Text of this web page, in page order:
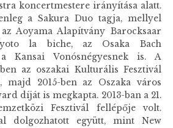
koncertmestere irányítása alatt.
a Sakura Duo tagja, mellyel
Aoyama Alapítvány Barocksaar
la biche, az Osaka Bach
Kansai Vonósnégyesnek is. A
az oszakai Kulturális Fesztivál
majd 2015-ben az Oszaka város
díját is megkapta. 2013-ban a 21.
Fesztivál fellépője volt.
dolgozhatott együtt, mint New